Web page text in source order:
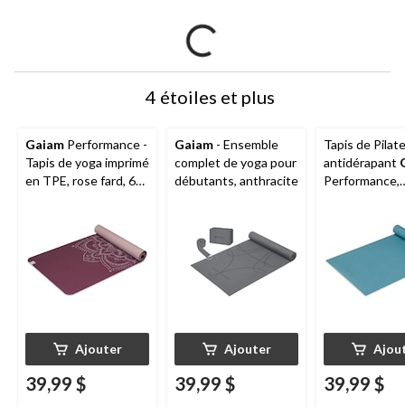
4 étoiles et plus
Gaiam Performance -
Tapis de yoga imprimé
en TPE, rose fard, 6
Ajouter
39,99 $
Gaiam - Ensemble
complet de yoga pour
débutants, anthracite
Ajouter
39,99 $
Tapis de
antidérapant
Performance,
39,99 $